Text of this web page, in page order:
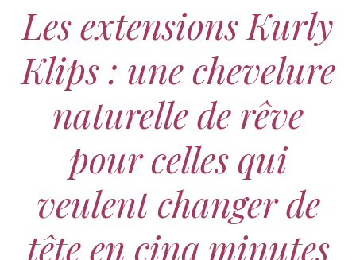
Les extensions Kurly
Klips : une chevelure
naturelle de rêve
pour celles qui
veulent changer de
tête en cinq minutes